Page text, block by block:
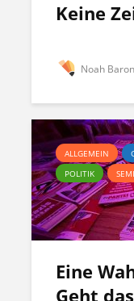
Keine
Noah Baron
ALLGEMEIN
POLITIK
Eine
Geht